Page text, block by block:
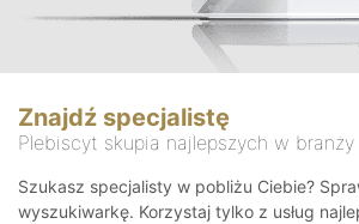
Znajdź specjalistę
Plebiscyt skupia najlepszych w branży
Szukasz specjalisty w pobliżu Ciebie?
wyszukiwarkę. Korzystaj tylko z usług